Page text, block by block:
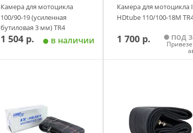
Камера для мотоцикла
100/90-19 (усиленная
бутиловая 3 мм) TR4
1 504 р. в наличии
Камера для мотоцикла
HDtube 110/100-18M
1 700 р. под